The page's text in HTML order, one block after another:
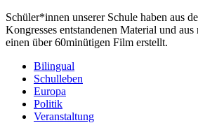
Schüler*innen unserer Schule haben aus
Kongresses entstandenen Material und
einen über 60minütigen Film erstellt.
Bilingual
Schulleben
Europa
Politik
Veranstaltung